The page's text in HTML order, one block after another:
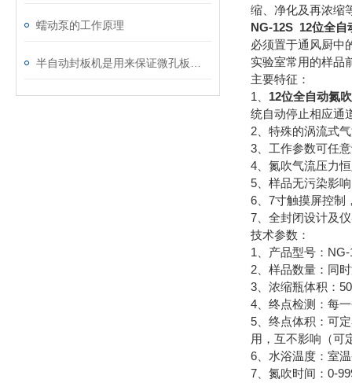
蠕动泵的工作原理
缩、净化及再浓缩
NG-12S 12位全自
必须置于通风厨中
实验室常用的样品
主要特征：
1、 12位全自动氮
统自动停止相应通
2、特殊的涡流式
3、工作参数可任
4、氮吹气流压力
5、样品无污染影
6、7寸触摸屏控制
7、全封闭设计及
技术参数：
1、产品型号：
2、样品数量：同
3、浓缩瓶体积：
4、终点检测：每
5、终点体积：可
用，互不影响（可
6、水浴温度：室
7、氮吹时间：0-